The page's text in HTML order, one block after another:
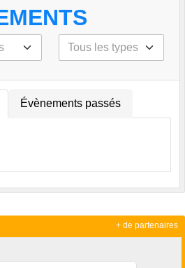
Évènements passés
+ de partenaires